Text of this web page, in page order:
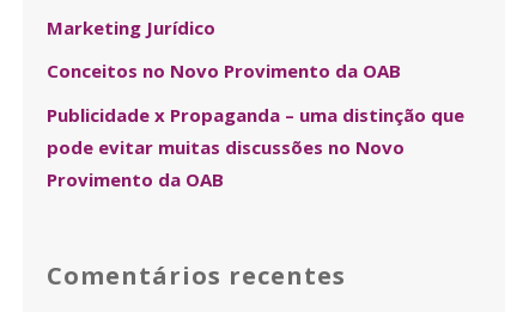
Marketing Jurídico
Conceitos no Novo Provimento da OAB
Publicidade x Propaganda – uma distinção que
pode evitar muitas discussões no Novo
Provimento da OAB
Comentários recentes